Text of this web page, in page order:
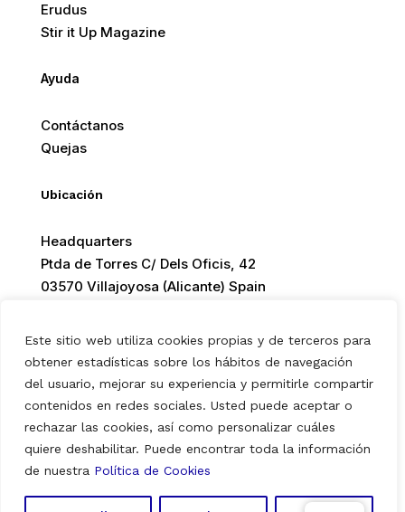
Este sitio web utiliza cookies propias y de terceros para
obtener estadísticas sobre los hábitos de navegación
del usuario, mejorar su experiencia y permitirle compartir
contenidos en redes sociales. Usted puede aceptar o
rechazar las cookies, así como personalizar cuáles
quiere deshabilitar. Puede encontrar toda la información
de nuestra Política de Cookies
Erudus
Stir it Up Magazine
Ayuda
Contáctanos
Quejas
Ubicación
Headquarters
Ptda de Torres C/ Dels Oficis, 42
03570 Villajoyosa (Alicante) Spain
© 2026 Europ Foods. All rights reserved.
Aviso Legal|Política de Privacidad